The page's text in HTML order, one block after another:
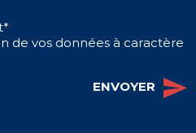
de vos données à caractère
ENVOYER